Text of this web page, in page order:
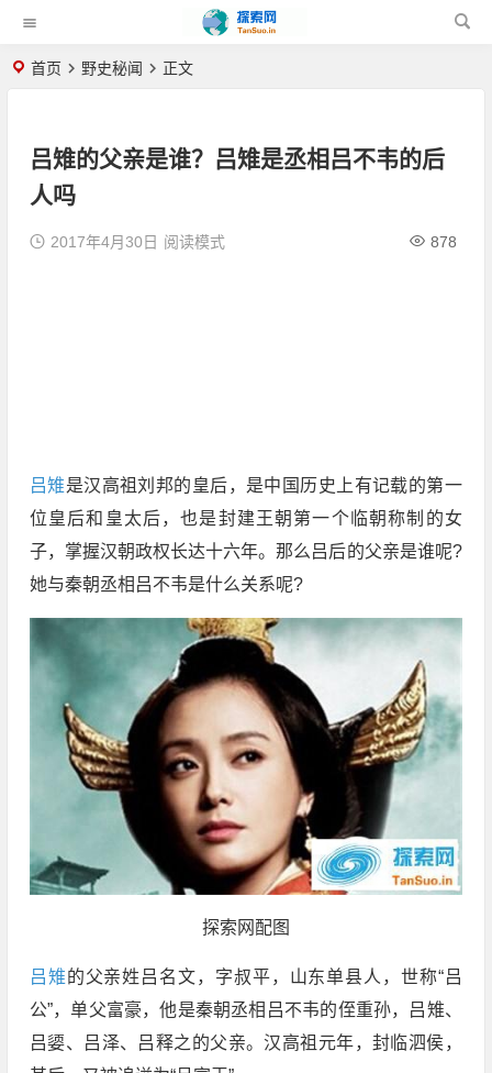
首页 野史秘闻 正文
吕雉的父亲是谁？吕雉是丞相吕不韦的后
人吗
2017年4月30日 878
阅读模式
吕雉是汉高祖刘邦的皇后，是中国历史上有记载的第一
位皇后和皇太后，也是封建王朝第一个临朝称制的女
子，掌握汉朝政权长达十六年。那么吕后的父亲是谁呢?
她与秦朝丞相吕不韦是什么关系呢?
探索网配图
吕雉的父亲姓吕名文，字叔平，山东单县人，世称“吕
公”，单父富豪，他是秦朝丞相吕不韦的侄重孙，吕雉、
吕媭、吕泽、吕释之的父亲。汉高祖元年，封临泗侯，